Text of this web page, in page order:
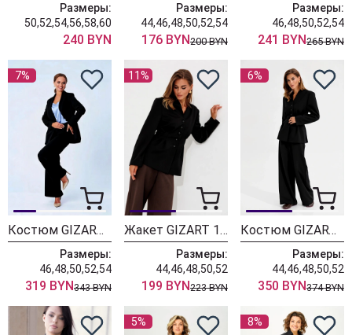
Размеры:
50,52,54,56,58,60
240 BYN
Размеры:
44,46,48,50,52,54
176 BYN200 BYN
Размеры:
46,48,50,52,54
241 BYN265 BYN
7%
Костюм GIZART 5271 черный
Размеры:
46,48,50,52,54
319 BYN343 BYN
11%
Жакет GIZART 15455 черный
Размеры:
44,46,48,50,52
199 BYN223 BYN
6%
Костюм GIZART 5455 черный
Размеры:
44,46,48,50,52
350 BYN374 BYN
5% 8%